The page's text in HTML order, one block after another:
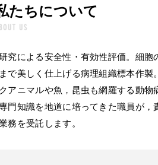
たちについて
US
究による安全性・有効性評価。細胞
で美しく仕上げる病理組織標本作製
アニマルや魚，昆虫も網羅する動物
門知識を地道に培ってきた職員が，
務を受託します。